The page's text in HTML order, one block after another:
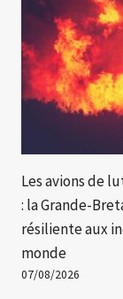
Les avions de
: la Grande-
résiliente aux
monde
07/08/2026